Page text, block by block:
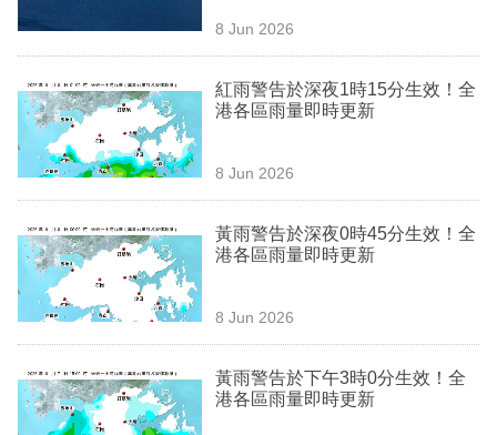
區
8 Jun 2026
紅雨警告於深夜1時15分生效！全
港各區雨量即時更新
8 Jun 2026
黃雨警告於深夜0時45分生效！全
港各區雨量即時更新
8 Jun 2026
黃雨警告於下午3時0分生效！全
港各區雨量即時更新